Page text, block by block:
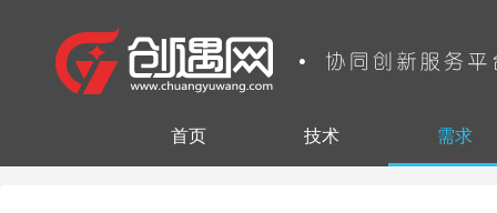
首页 技术 需求